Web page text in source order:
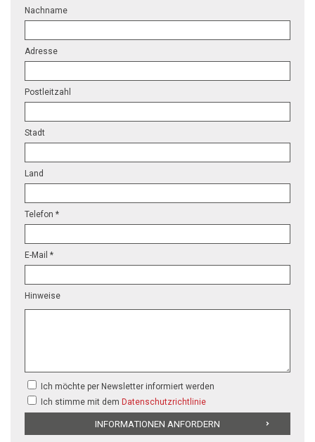
Nachname
Adresse
Postleitzahl
Stadt
Land
Telefon *
E-Mail *
Hinweise
Ich möchte per Newsletter informiert werden
Ich stimme mit dem Datenschutzrichtlinie